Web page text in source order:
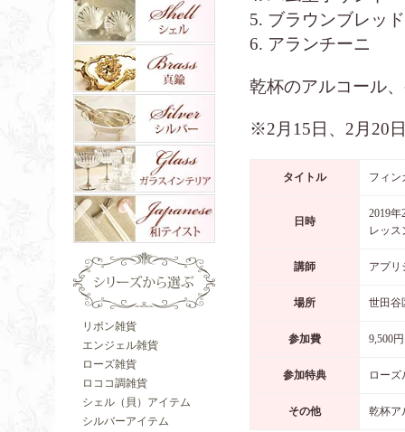
リボン雑貨
エンジェル雑貨
ローズ雑貨
ロココ調雑貨
シェル（貝）アイテム
シルバーアイテム
5. ブラウンブレッ
6. アランチーニ
乾杯のアルコール
※2月15日、2月20
タイトル フィン
日時
2019年
レッス
講師 アプリ
場所 世田谷
参加費 9,500円
参加特典 ローズ
その他 乾杯ア